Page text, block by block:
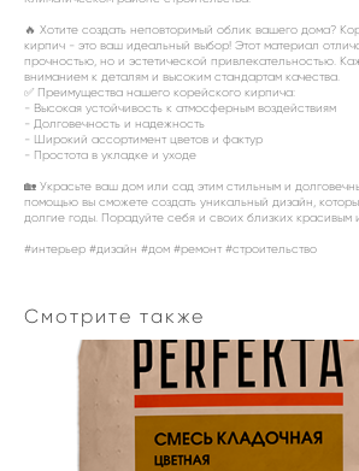
🔥 Хотите создать неповторимый облик вашего дома?
кирпич - это ваш идеальный выбор! Этот материал
прочностью, но и эстетической привлекательностью.
вниманием к деталям и высоким стандартам качества.
✅ Преимущества нашего корейского кирпича:
- Высокая устойчивость к атмосферным воздействиям
- Долговечность и надежность
- Широкий ассортимент цветов и фактур
- Простота в укладке и уходе
🏡 Украсьте ваш дом или сад этим стильным и
помощью вы сможете создать уникальный дизайн,
долгие годы. Порадуйте себя и своих близких красивым
#интерьер #дизайн #дом #ремонт #строительство
Смотрите также